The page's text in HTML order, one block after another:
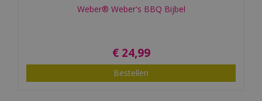
Weber® Weber's BBQ Bijbel
€ 24,99
Bestellen